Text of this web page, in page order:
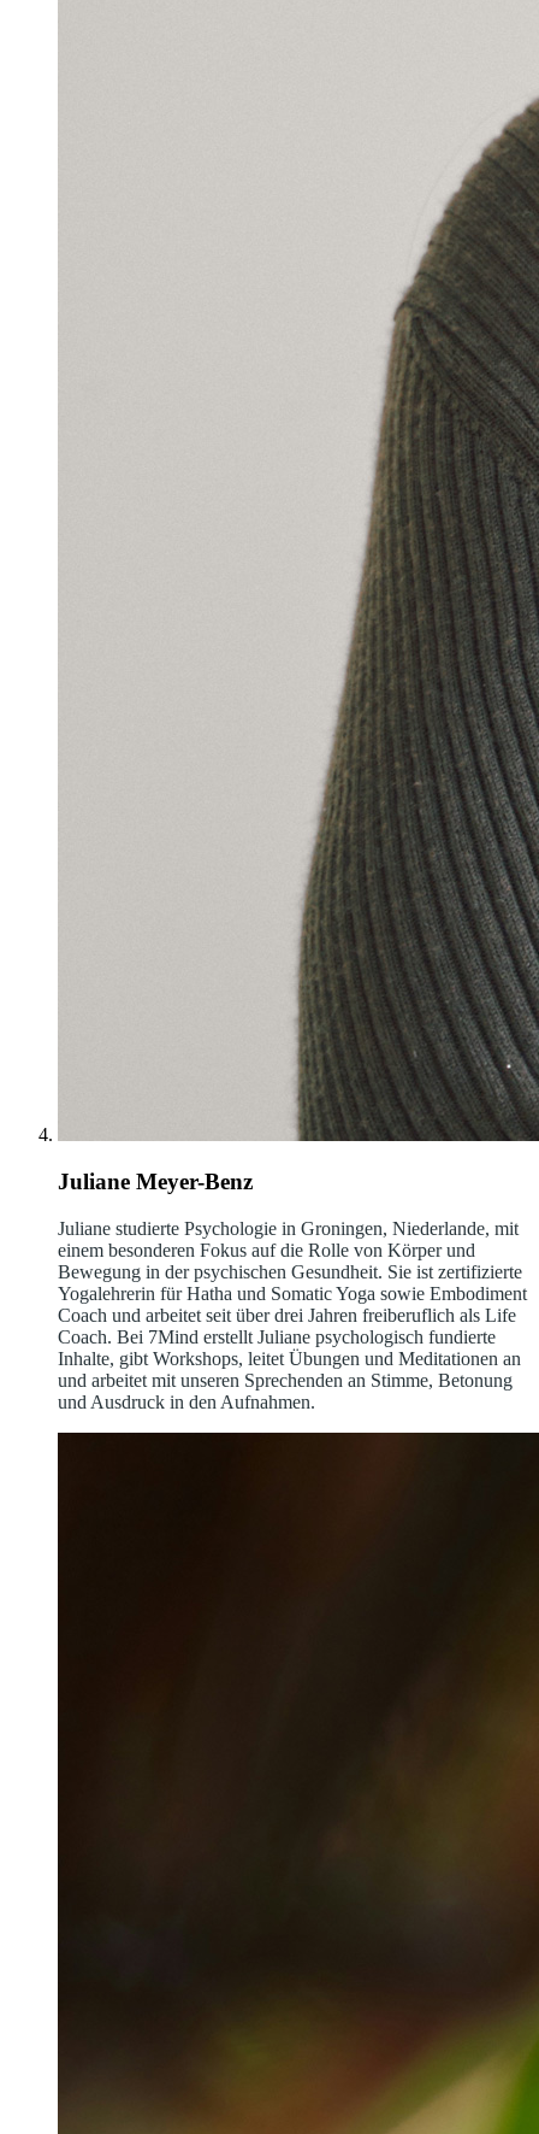
Juliane Meyer-Benz
Juliane studierte Psychologie in Groningen, Niederlande, mit
einem besonderen Fokus auf die Rolle von Körper und
Bewegung in der psychischen Gesundheit. Sie ist zertifizierte
Yogalehrerin für Hatha und Somatic Yoga sowie Embodiment
Coach und arbeitet seit über drei Jahren freiberuflich als Life
Coach. Bei 7Mind erstellt Juliane psychologisch fundierte
Inhalte, gibt Workshops, leitet Übungen und Meditationen an
und arbeitet mit unseren Sprechenden an Stimme, Betonung
und Ausdruck in den Aufnahmen.